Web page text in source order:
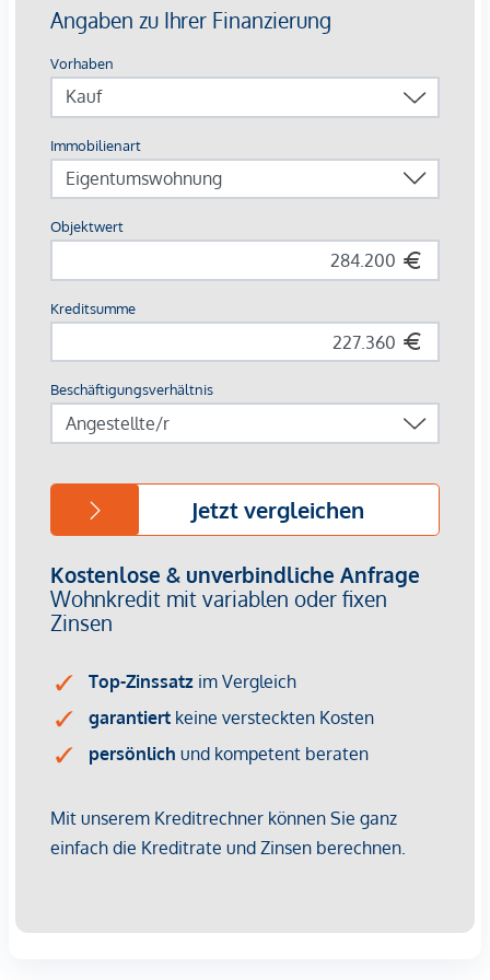
REX 51, S5, S51 und S6 sorgt für eine schnelle Anbindung in
die Innenstadt und darüber hinaus.
Einziehen, ankommen, wohlfühlen – im Brauquartier
Wir weisen darauf hin, dass zwischen dem Vermittler und
dem zu vermittelnden Dritten ein familiäres oder
Infrastruktur / Entfernungen
Arzt <250m
Apotheke <750m
Krankenhaus <1.500m
Kinder & Schulen
Schule <500m
Kindergarten <1.000m
Universität <3.500m
Supermarkt <250m
Bäckerei <1.250m
Sonstige